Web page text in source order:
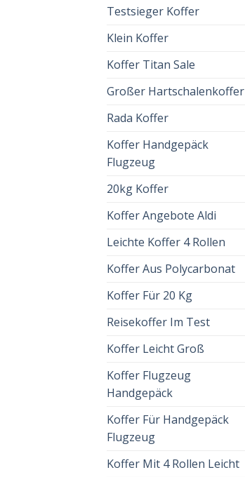
Testsieger Koffer
Klein Koffer
Koffer Titan Sale
Großer Hartschalenkoffer
Rada Koffer
Koffer Handgepäck
Flugzeug
20kg Koffer
Koffer Angebote Aldi
Leichte Koffer 4 Rollen
Koffer Aus Polycarbonat
Koffer Für 20 Kg
Reisekoffer Im Test
Koffer Leicht Groß
Koffer Flugzeug
Handgepäck
Koffer Für Handgepäck
Flugzeug
Koffer Mit 4 Rollen Leicht